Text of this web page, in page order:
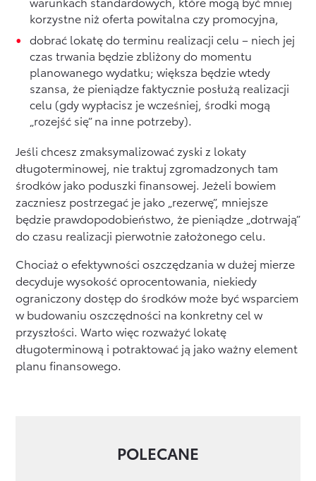
korzystne niż oferta powitalna czy promocyjna,
dobrać lokatę do terminu realizacji celu – niech jej
czas trwania będzie zbliżony do momentu
planowanego wydatku; większa będzie wtedy
szansa, że pieniądze faktycznie posłużą realizacji
celu (gdy wypłacisz je wcześniej, środki mogą
„rozejść się” na inne potrzeby).
Jeśli chcesz zmaksymalizować zyski z lokaty
długoterminowej, nie traktuj zgromadzonych tam
środków jako poduszki finansowej. Jeżeli bowiem
zaczniesz postrzegać je jako „rezerwę”, mniejsze
będzie prawdopodobieństwo, że pieniądze „dotrwają”
do czasu realizacji pierwotnie założonego celu.
Chociaż o efektywności oszczędzania w dużej mierze
decyduje wysokość oprocentowania, niekiedy
ograniczony dostęp do środków może być wsparciem
w budowaniu oszczędności na konkretny cel w
przyszłości. Warto więc rozważyć lokatę
długoterminową i potraktować ją jako ważny element
planu finansowego.
POLECANE